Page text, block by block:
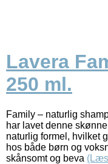
Lavera
250 ml.
Family – naturlig
har lavet denne
naturlig formel, hvilket
hos både børn og
skånsomt og beva